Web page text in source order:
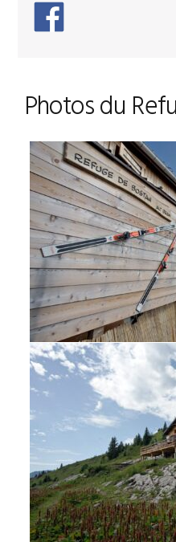
Photos du